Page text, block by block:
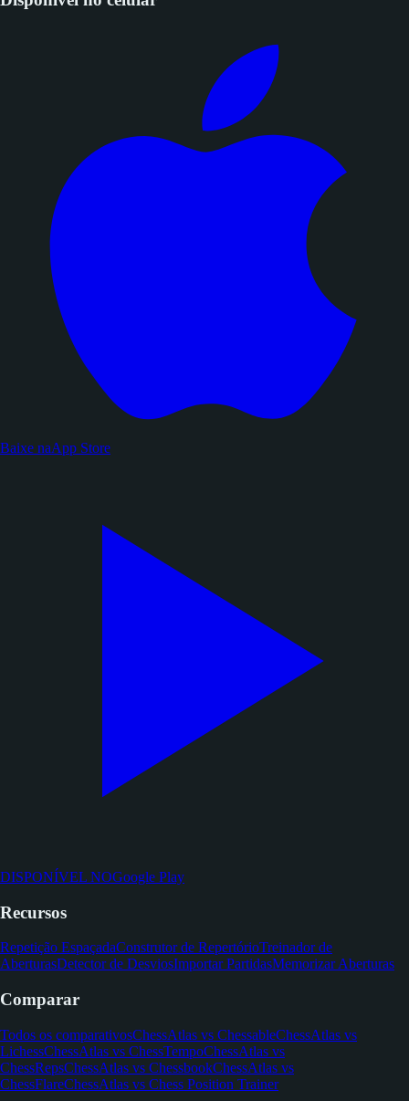
Baixe naApp Store
DISPONÍVEL NOGoogle Play
Recursos
Repetição EspaçadaConstrutor de RepertórioTreinador de
AberturasDetector de DesviosImportar PartidasMemorizar Aberturas
Comparar
Todos os comparativosChessAtlas vs ChessableChessAtlas vs
LichessChessAtlas vs ChessTempoChessAtlas vs
ChessRepsChessAtlas vs ChessbookChessAtlas vs
ChessFlareChessAtlas vs Chess Position Trainer